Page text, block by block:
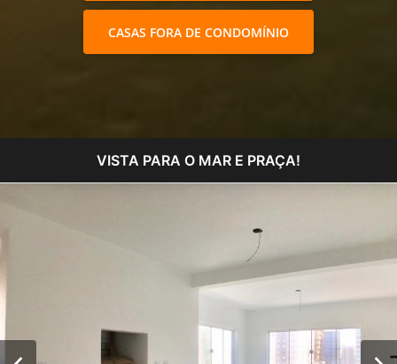
CASAS FORA DE CONDOMÍNIO
VISTA PARA O MAR E PRAÇA!